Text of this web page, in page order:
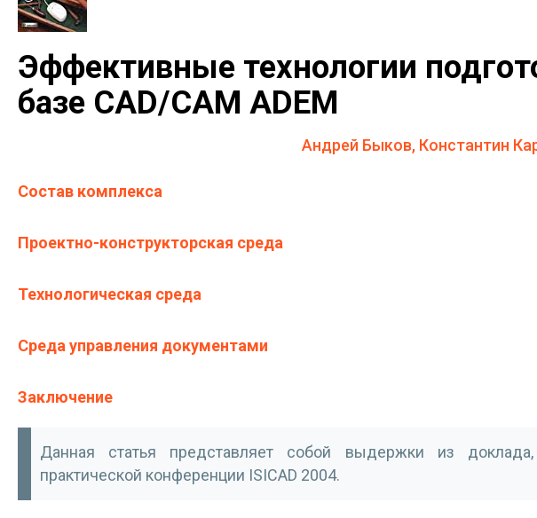
Эффективные технологии
базе CAD/CAM ADEM
Андрей Быков, Константин
Состав комплекса
Проектно-конструкторская среда
Технологическая среда
Среда управления документами
Заключение
Данная статья представляет собой выдержки из
практической конференции ISICAD 2004.